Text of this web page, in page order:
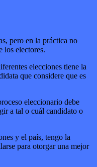
pero en la práctica no
los electores.
elecciones tiene la
que considere que es
eleccionario debe
a tal o cuál candidato o
y el país, tengo la
para otorgar una mejor